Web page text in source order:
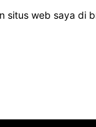
situs web saya di